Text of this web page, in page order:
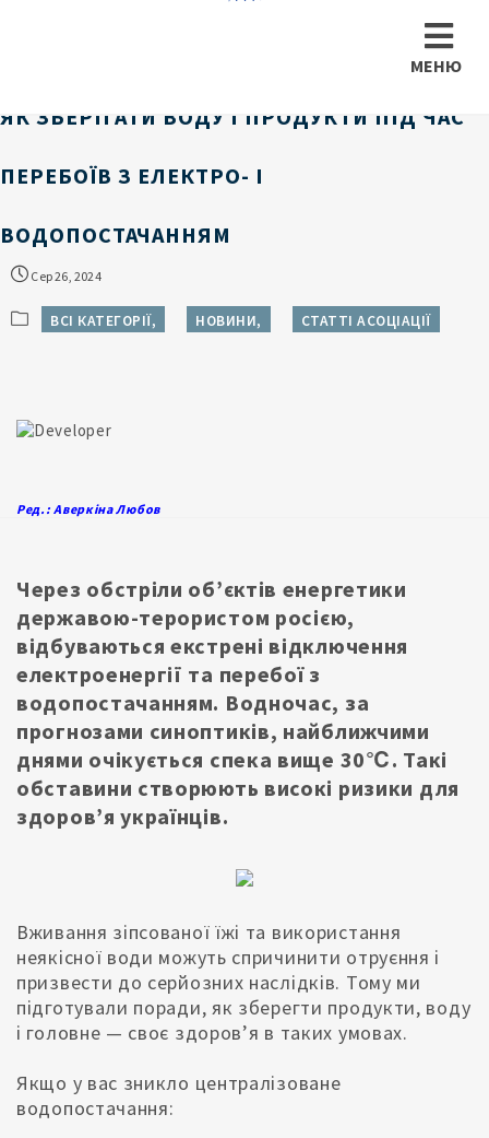
МЕНЮ
ЯК ЗБЕРІГАТИ ВОДУ І ПРОДУКТИ ПІД ЧАС
ПЕРЕБОЇВ З ЕЛЕКТРО- І
ВОДОПОСТАЧАННЯМ
Сер 26, 2024
ВСІ КАТЕГОРІЇ, НОВИНИ, СТАТТІ АСОЦІАЦІЇ
Ред.: Аверкіна Любов
Через обстріли обʼєктів енергетики
державою-терористом росією,
відбуваються екстрені відключення
електроенергії та перебої з
водопостачанням. Водночас, за
прогнозами синоптиків, найближчими
днями очікується спека вище 30℃. Такі
обставини створюють високі ризики для
здоровʼя українців.
Вживання зіпсованої їжі та використання
неякісної води можуть спричинити отруєння і
призвести до серйозних наслідків. Тому ми
підготували поради, як зберегти продукти, воду
і головне — своє здоров’я в таких умовах.
Якщо у вас зникло централізоване
водопостачання: